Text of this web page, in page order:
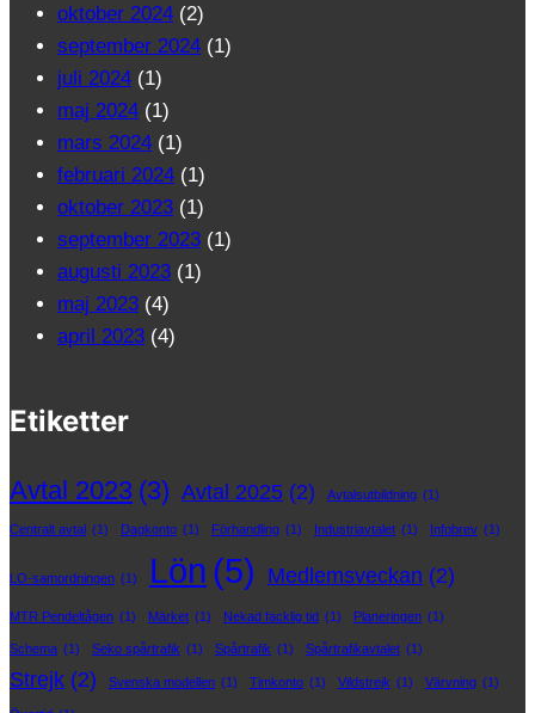
oktober 2024 (2)
september 2024 (1)
juli 2024 (1)
maj 2024 (1)
mars 2024 (1)
februari 2024 (1)
oktober 2023 (1)
september 2023 (1)
augusti 2023 (1)
maj 2023 (4)
april 2023 (4)
Etiketter
Avtal 2023 (3) Avtal 2025 (2) Avtalsutbildning (1)
Centralt avtal (1) Dagkonto (1) Förhandling (1) Industriavtalet (1) Infobrev (1)
LO-samordningen (1) Lön (5) Medlemsveckan (2)
MTR Pendeltågen (1) Märket (1) Nekad facklig tid (1) Planeringen (1)
Schema (1) Seko spårtrafik (1) Spårtrafik (1) Spårtrafikavtalet (1)
Strejk (2) Svenska modellen (1) Timkonto (1) Vildstrejk (1) Värvning (1)